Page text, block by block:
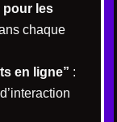
pour les
chaque
en ligne” :